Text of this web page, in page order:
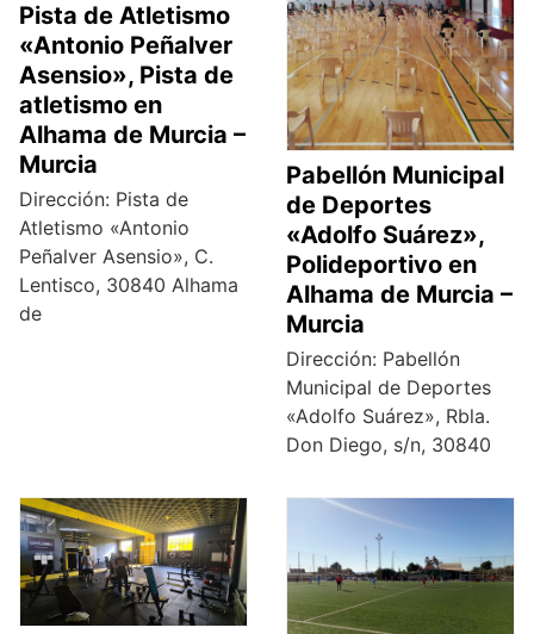
Pista de Atletismo
«Antonio Peñalver
Asensio», Pista de
atletismo en
Alhama de Murcia –
Murcia
Dirección: Pista de
Atletismo «Antonio
Peñalver Asensio», C.
Lentisco, 30840 Alhama
de
Pabellón Municipal
de Deportes
«Adolfo Suárez»,
Polideportivo en
Alhama de Murcia –
Murcia
Dirección: Pabellón
Municipal de Deportes
«Adolfo Suárez», Rbla.
Don Diego, s/n, 30840